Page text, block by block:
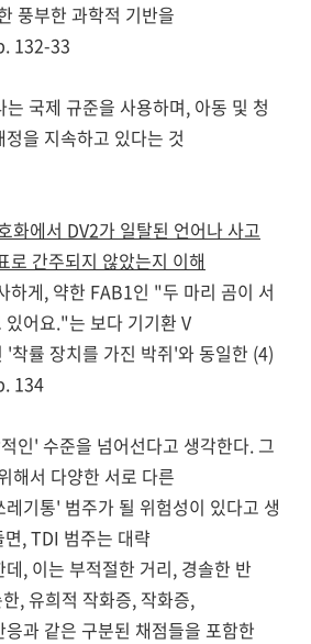
풍부한 과학적 기반을
132-33
국제 규준을 사용하며, 아동 및 청
을 지속하고 있다는 것
화에서 DV2가 일탈된 언어나 사고
로 간주되지 않았는지 이해
하게, 약한 FAB1인 "두 마리 곰이 서
어요."는 보다 기기환 V
착률 장치를 가진 박쥐'와 동일한 (4)
134
인' 수준을 넘어선다고 생각한다. 그
해서 다양한 서로 다른
기통' 범주가 될 위험성이 있다고 생
, TDI 범주는 대략
, 이는 부적절한 거리, 경솔한 반
, 유희적 작화증, 작화증,
과 같은 구분된 채점들을 포함한